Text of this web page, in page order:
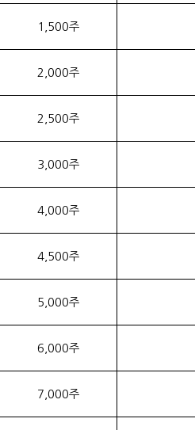
1,500주
2,000주
2,500주
3,000주
4,000주
4,500주
5,000주
6,000주
7,000주